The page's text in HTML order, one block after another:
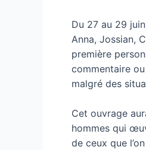
Du 27 au 29
Anna, Jossian,
première
commentaire
malgré des
Cet ouvrage
hommes qui
de ceux que